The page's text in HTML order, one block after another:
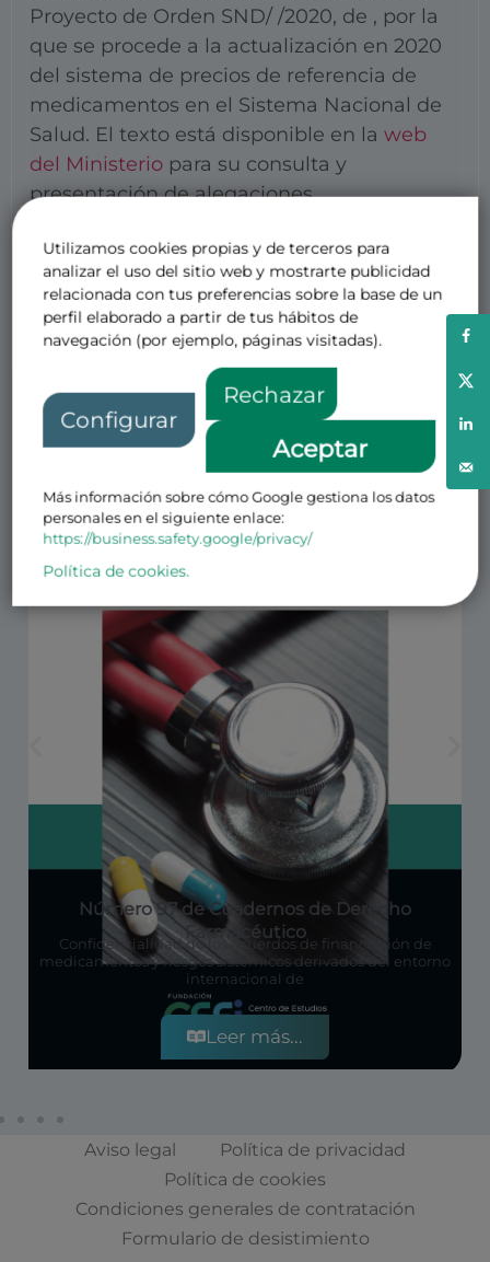
Proyecto de Orden SND/ /2020, de , por la
que se procede a la actualización en 2020
del sistema de precios de referencia de
medicamentos en el Sistema Nacional de
Salud. El texto está disponible en la web
del Ministerio para su consulta y
presentación de alegaciones.
Otras noticias de interés
Número 97 de Cuadernos de Derecho
Farmacéutico
Confidencialidad de los acuerdos de financiación de
medicamentos y riesgos sistémicos derivados del entorno
internacional de
Leer más...
Aviso legal
Política de privacidad
Política de cookies
Condiciones generales de contratación
Formulario de desistimiento
Utilizamos cookies propias y de terceros para
analizar el uso del sitio web y mostrarte publicidad
relacionada con tus preferencias sobre la base de un
perfil elaborado a partir de tus hábitos de
navegación (por ejemplo, páginas visitadas).
Configurar
Rechazar
Aceptar
Más información sobre cómo Google gestiona los datos
personales en el siguiente enlace:
https://business.safety.google/privacy/
Política de cookies.